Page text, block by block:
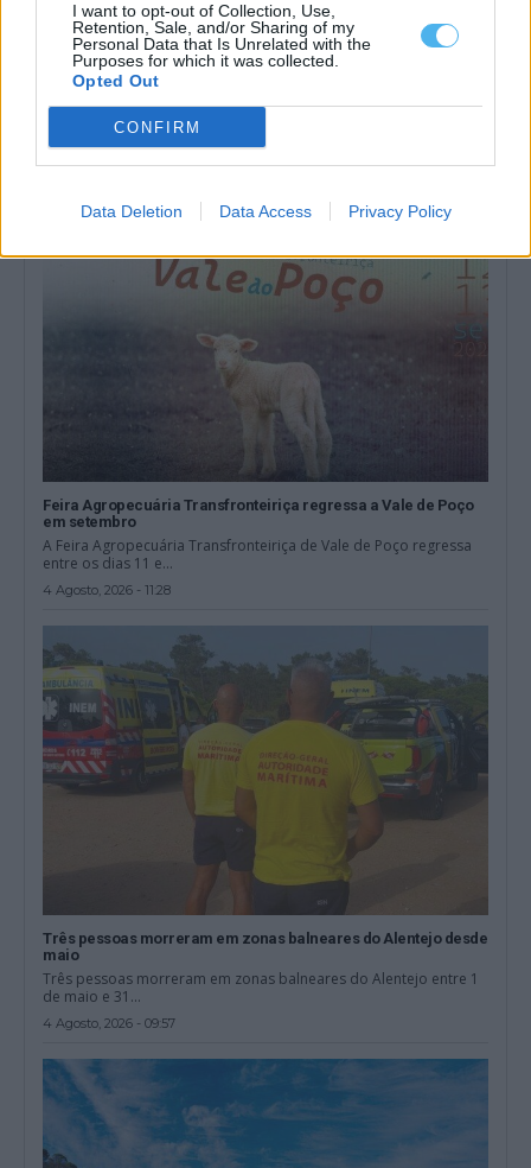
I want to opt-out of Collection, Use,
Retention, Sale, and/or Sharing of my
Personal Data that Is Unrelated with the
Purposes for which it was collected.
Opted Out
CONFIRM
Data Deletion Data Access Privacy Policy
Mértola: Repavimentação terminada em troço da Estrada
Municipal 510 (EM510)
A Câmara de Mértola, no distrito de Beja, terminou a empreitada
de repavimentação no...
Feira Agropecuária Transfronteiriça regressa a Vale de Poço
em setembro
A Feira Agropecuária Transfronteiriça de Vale de Poço regressa
entre os dias 11 e...
4 Agosto, 2026 - 11:28
Três pessoas morreram em zonas balneares do Alentejo desde
maio
Três pessoas morreram em zonas balneares do Alentejo entre 1
de maio e 31...
4 Agosto, 2026 - 09:57